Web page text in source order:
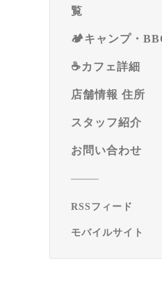
覧
🏕️キャンプ・
☕️カフェ詳細
店舗情報 住所
スタッフ紹介
お問い合わせ
RSSフィード
モバイルサイト